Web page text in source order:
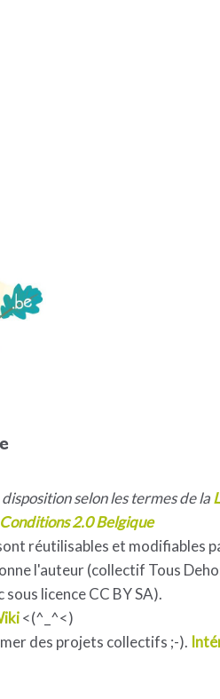
selon les termes de la
2.0 Belgique
réutilisables et modifiables
l'auteur (collectif Tous
licence CC BY SA).
<(^_^<)
des projets collectifs ;-).